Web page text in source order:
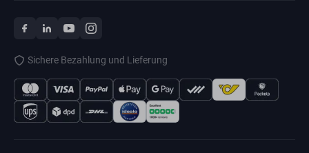
Sichere Bezahlung und Lieferung